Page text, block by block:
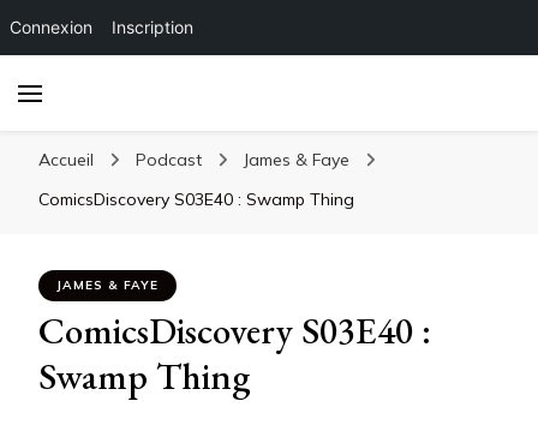
Connexion Inscription
Accueil Podcast
James & Faye
ComicsDiscovery S03E40 : Swamp Thing
JAMES & FAYE
ComicsDiscovery S03E40 :
Swamp Thing